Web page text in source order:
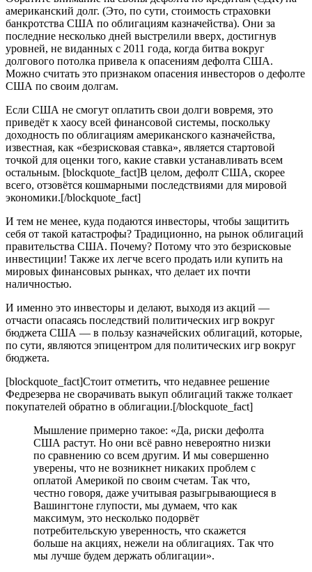
американский долг. (Это, по сути, стоимость страховки
банкротства США по облигациям казначейства). Они за
последние несколько дней выстрелили вверх, достигнув
уровней, не виданных с 2011 года, когда битва вокруг
долгового потолка привела к опасениям дефолта США.
Можно считать это признаком опасения инвесторов о дефолте
США по своим долгам.
Если США не смогут оплатить свои долги вовремя, это
приведёт к хаосу всей финансовой системы, поскольку
доходность по облигациям американского казначейства,
известная, как «безрисковая ставка», является стартовой
точкой для оценки того, какие ставки устанавливать всем
остальным. [blockquote_fact]В целом, дефолт США, скорее
всего, отзовётся кошмарными последствиями для мировой
экономики.[/blockquote_fact]
И тем не менее, куда подаются инвесторы, чтобы защитить
себя от такой катастрофы? Традиционно, на рынок облигаций
правительства США. Почему? Потому что это безрисковые
инвестиции! Также их легче всего продать или купить на
мировых финансовых рынках, что делает их почти
наличностью.
И именно это инвесторы и делают, выходя из акций —
отчасти опасаясь последствий политических игр вокруг
бюджета США — в пользу казначейских облигаций, которые,
по сути, являются эпицентром для политических игр вокруг
бюджета.
[blockquote_fact]Стоит отметить, что недавнее решение
Федрезерва не сворачивать выкуп облигаций также толкает
покупателей обратно в облигации.[/blockquote_fact]
Мышление примерно такое: «Да, риски дефолта
США растут. Но они всё равно невероятно низки
по сравнению со всем другим. И мы совершенно
уверены, что не возникнет никаких проблем с
оплатой Америкой по своим счетам. Так что,
честно говоря, даже учитывая разыгрывающиеся в
Вашингтоне глупости, мы думаем, что как
максимум, это несколько подорвёт
потребительскую уверенность, что скажется
больше на акциях, нежели на облигациях. Так что
мы лучше будем держать облигации».